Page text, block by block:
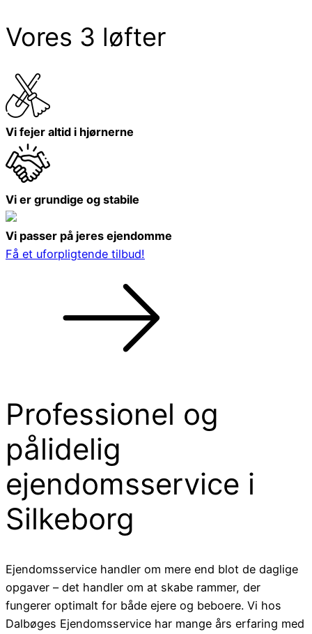
Vores 3 løfter
Vi fejer altid i hjørnerne
Vi er grundige og stabile
Vi passer på jeres ejendomme
Få et uforpligtende tilbud!
Professionel og
pålidelig
ejendomsservice i
Silkeborg
Ejendomsservice handler om mere end blot de daglige
opgaver – det handler om at skabe rammer, der
fungerer optimalt for både ejere og beboere. Vi hos
Dalbøges Ejendomsservice har mange års erfaring med